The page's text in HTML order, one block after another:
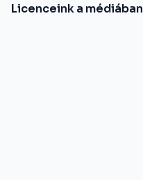
Licenceink a médiában